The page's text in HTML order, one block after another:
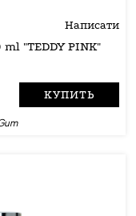
Написати
Парфумована вода Cocolady 110 ml "TEDDY PINK"
КУПИТЬ